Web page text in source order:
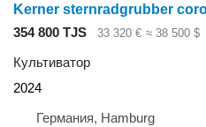
Kerner sternradgrubber
354 800 TJS
33 320 € ≈ 38 500 $
Культиватор
2024
Германия, Hamburg